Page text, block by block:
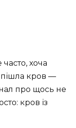
хоча
пішла кров —
про щось не
кров із